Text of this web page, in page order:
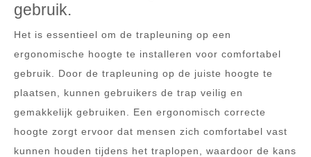
gebruik.
Het is essentieel om de trapleuning op een
ergonomische hoogte te installeren voor comfortabel
gebruik. Door de trapleuning op de juiste hoogte te
plaatsen, kunnen gebruikers de trap veilig en
gemakkelijk gebruiken. Een ergonomisch correcte
hoogte zorgt ervoor dat mensen zich comfortabel vast
kunnen houden tijdens het traplopen, waardoor de kans